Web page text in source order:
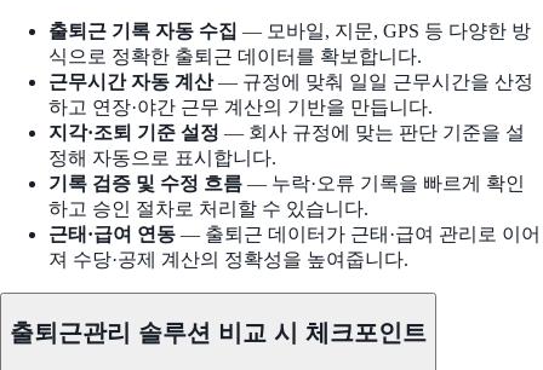
출퇴근 기록 자동 수집 — 모바일, 지문, GPS 등 다양한 방
식으로 정확한 출퇴근 데이터를 확보합니다.
근무시간 자동 계산— 규정에 맞춰 일일 근무시간을 산정
하고 연장·야간 근무 계산의 기반을 만듭니다.
지각·조퇴 기준 설정 — 회사 규정에 맞는 판단 기준을 설
정해 자동으로 표시합니다.
기록 검증 및 수정 흐름 — 누락·오류 기록을 빠르게 확인
하고 승인 절차로 처리할 수 있습니다.
근태·급여 연동 — 출퇴근 데이터가 근태·급여 관리로 이어
져 수당·공제 계산의 정확성을 높여줍니다.
출퇴근관리 솔루션 비교 시 체크포인트